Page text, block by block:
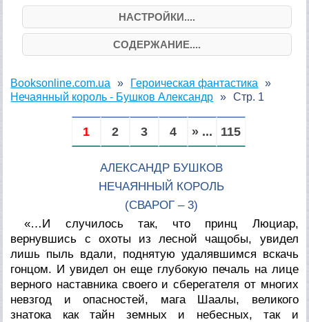
НАСТРОЙКИ....
СОДЕРЖАНИЕ....
Booksonline.com.ua
Героическая фантастика
Нечаянный король - Бушков Александр
Стр. 1
1 2 3 4 » ... 115
АЛЕКСАНДР БУШКОВ
НЕЧАЯННЫЙ КОРОЛЬ
(СВАРОГ – 3)
«…И случилось так, что принц Люциар,
вернувшись с охоты из лесной чащобы, увидел
лишь пыль вдали, поднятую удалявшимся вскачь
гонцом. И увидел он еще глубокую печаль на лице
верного наставника своего и сберегателя от многих
невзгод и опасностей, мага Шаалы, великого
знатока как тайн земных и небесных, так и